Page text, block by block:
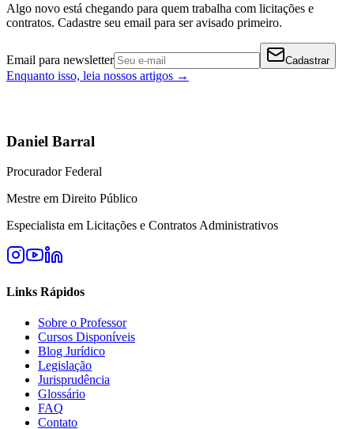
Algo novo está chegando para quem trabalha com licitações e
contratos. Cadastre seu email para ser avisado primeiro.
Email para newsletter Cadastrar
Enquanto isso, leia nossos artigos →
Daniel Barral
Procurador Federal
Mestre em Direito Público
Especialista em Licitações e Contratos Administrativos
Links Rápidos
Sobre o Professor
Cursos Disponíveis
Blog Jurídico
Legislação
Jurisprudência
Glossário
FAQ
Contato